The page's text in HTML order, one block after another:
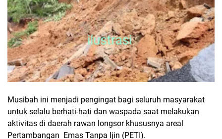
Musibah ini menjadi pengingat bagi seluruh masyarakat
untuk selalu berhati-hati dan waspada saat melakukan
aktivitas di daerah rawan longsor khususnya areal
Pertambangan Emas Tanpa Ijin (PETI).